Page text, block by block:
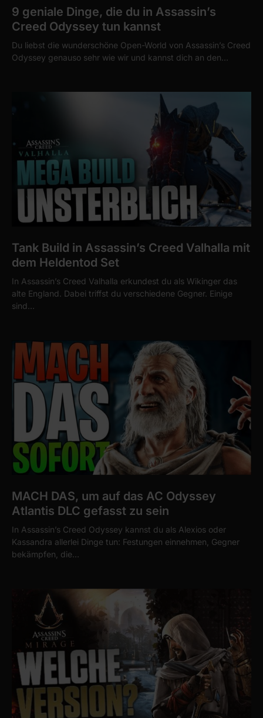
9 geniale Dinge, die du in Assassin’s
Creed Odyssey tun kannst
Du liebst die wunderschöne Open-World von Assassin’s Creed
Odyssey genauso sehr wie wir und kannst dich an den…
Tank Build in Assassin’s Creed Valhalla mit
dem Heldentod Set
In Assassin’s Creed Valhalla erkundest du als Wikinger das
alte England. Dabei triffst du verschiedene Gegner. Einige
sind…
MACH DAS, um auf das AC Odyssey
Atlantis DLC gefasst zu sein
In Assassin’s Creed Odyssey kannst du als Alexios oder
Kassandra allerlei Dinge tun: Festungen einnehmen, Gegner
bekämpfen, die…